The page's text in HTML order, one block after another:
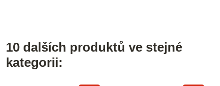
10 dalších produktů ve stejné
kategorii: